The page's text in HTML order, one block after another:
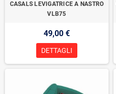
CASALS LEVIGATRICE A NASTRO
VLB75
49,00 €
DETTAGLI